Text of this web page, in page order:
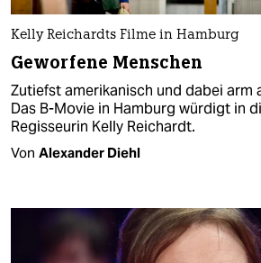
Kelly Reichardts Filme in Hamburg
Geworfene Menschen
Zutiefst amerikanisch und dabei arm
Das B-Movie in Hamburg würdigt in
Regisseurin Kelly Reichardt.
Von Alexander Diehl